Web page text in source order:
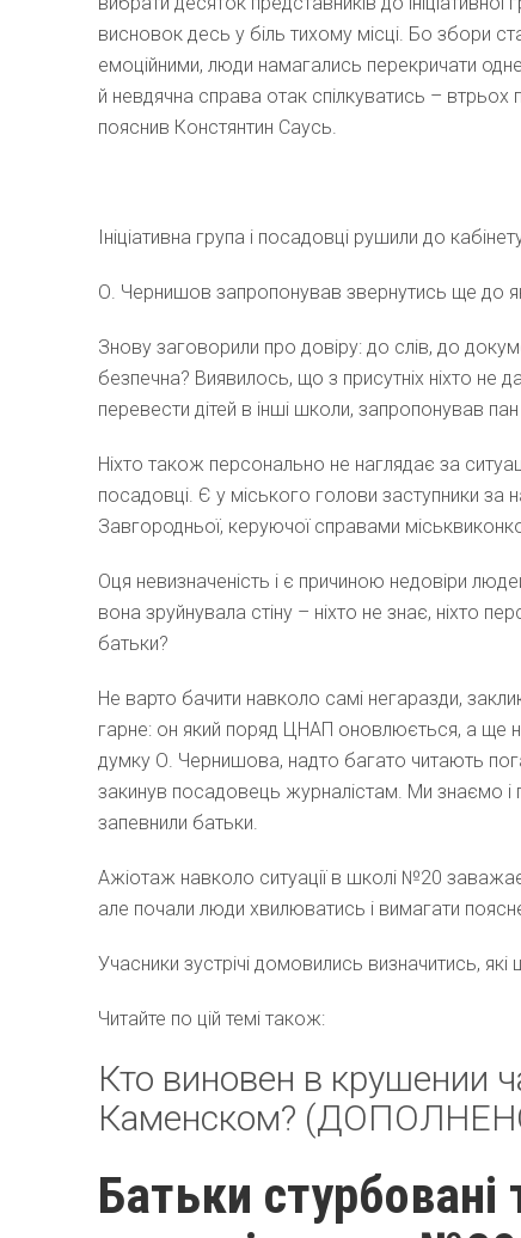
висновок десь у біль тихому місці. Бо збори
емоційними, люди намагались перекричати
й невдячна справа отак спілкуватись – втрьох
пояснив Констянтин Саусь.
Ініціативна група і посадовці рушили до
О. Чернишов запропонував звернутись ще до
Знову заговорили про довіру: до слів, до
безпечна? Виявилось, що з присутніх ніхто не
перевести дітей в інші школи, запропонував
Ніхто також персонально не наглядає за
посадовці. Є у міського голови заступники за
Завгородньої, керуючої справами
Оця невизначеність і є причиною недовіри
вона зруйнувала стіну – ніхто не знає, ніхто
батьки?
Не варто бачити навколо самі негаразди,
гарне: он який поряд ЦНАП оновлюється, а ще
думку О. Чернишова, надто багато читають
закинув посадовець журналістам. Ми знаємо і
запевнили батьки.
Ажіотаж навколо ситуації в школі №20
але почали люди хвилюватись і вимагати
Учасники зустрічі домовились визначитись, які
Читайте по цій темі також:
Кто виновен в
Каменском?
Батьки